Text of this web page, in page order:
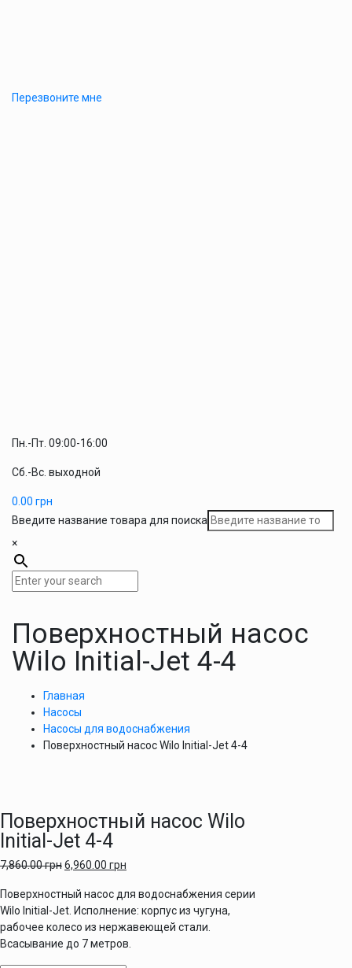
Перезвоните мне
Пн.-Пт. 09:00-16:00
Сб.-Вс. выходной
0.00 грн
Введите название товара для поиска
×
Поверхностный насос
Wilo Initial-Jet 4-4
Главная
Насосы
Насосы для водоснабжения
Поверхностный насос Wilo Initial-Jet 4-4
Поверхностный насос Wilo
Initial-Jet 4-4
7,860.00грн6,960.00 грн
Поверхностный насос для водоснабжения серии
Wilo Initial-Jet. Исполнение: корпус из чугуна,
рабочее колесо из нержавеющей стали.
Всасывание до 7 метров.